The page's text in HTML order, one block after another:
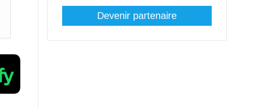
Devenir partenaire